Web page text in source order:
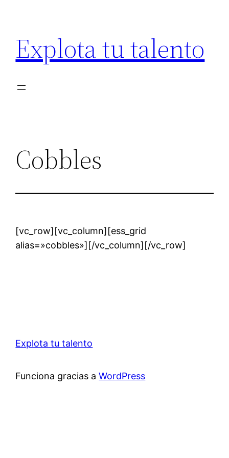
contenido
Explota tu talento
Cobbles
[vc_row][vc_column][ess_grid
alias=»cobbles»][/vc_column][/vc_row]
Explota tu talento
Funciona gracias aWordPress